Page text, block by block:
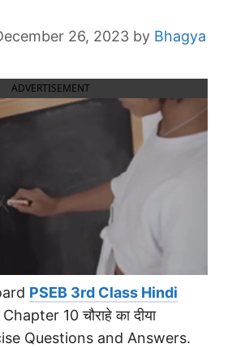
26, 2023 by Bhagya
ADVERTISEMENT
PSEB 3rd Class Hindi
Chapter 10 चौराहे का दीया
Questions and Answers.